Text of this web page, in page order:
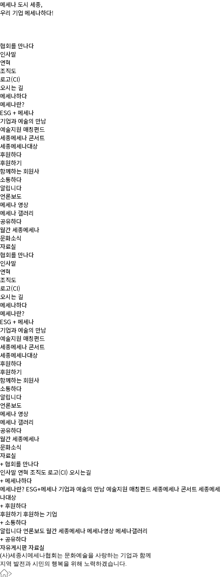
메세나 도시 세종,
우리 기업 메세나하다!
협회를 만나다
인사말
연혁
조직도
로고(CI)
오시는 길
메세나하다
메세나란?
ESG + 메세나
기업과 예술의 만남
예술지원 매칭펀드
세종메세나 콘서트
세종메세나대상
후원하다
후원하기
함께하는 회원사
소통하다
알립니다
언론보도
메세나 영상
메세나 갤러리
공유하다
월간 세종메세나
문화소식
자료실
협회를 만나다
인사말
연혁
조직도
로고(CI)
오시는 길
메세나하다
메세나란?
ESG + 메세나
기업과 예술의 만남
예술지원 매칭펀드
세종메세나 콘서트
세종메세나대상
후원하다
후원하기
함께하는 회원사
소통하다
알립니다
언론보도
메세나 영상
메세나 갤러리
공유하다
월간 세종메세나
문화소식
자료실
+협회를 만나다
인사말 연혁 조직도로고(CI) 오시는길
+ 메세나하다
메세나란? ESG+메세나기업과 예술의 만남 예술지원 매칭펀드 세종메세나 콘서트 세종메세
나대상
+후원하다
후원하기 후원하는 기업
+소통하다
알립니다 언론보도월간 세종메세나 메세나영상 메세나갤러리
+ 공유하다
자유게시판자료실
(사)세종시메세나협회는 문화예술을 사랑하는 기업과 함께
지역 발전과 시민의 행복을 위해 노력하겠습니다.